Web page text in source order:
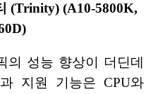
(Trinity) (A10-5800K,
의 성능 향상이 더딘데
지원 기능은 CPU와